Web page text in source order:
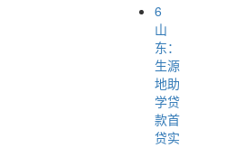
6
山
东：
生源
地助
学贷
款首
贷实